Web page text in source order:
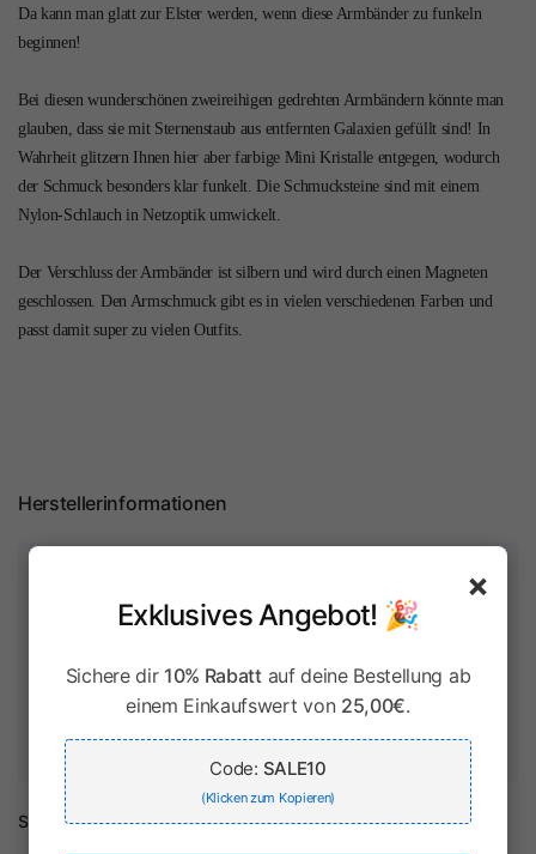
Da kann man glatt zur Elster werden, wenn diese Armbänder zu funkeln
beginnen!
Bei diesen wunderschönen zweireihigen gedrehten Armbändern könnte man
glauben, dass sie mit Sternenstaub aus entfernten Galaxien gefüllt sind! In
Wahrheit glitzern Ihnen hier aber farbige Mini Kristalle entgegen, wodurch
der Schmuck besonders klar funkelt. Die Schmucksteine sind mit einem
Nylon-Schlauch in Netzoptik umwickelt.
Der Verschluss der Armbänder ist silbern und wird durch einen Magneten
geschlossen. Den Armschmuck gibt es in vielen verschiedenen Farben und
passt damit super zu vielen Outfits.
Herstellerinformationen
Ihr Zahlungsinformationen werden sicher verarbeitet. Wir
auf Ihre Kreditkarteninformationen.
Share:
×
Exklusives Angebot! 🎉
Sichere dir 10% Rabattauf deine Bestellung ab
einem Einkaufswert von 25,00€.
Code: SALE10
(Klicken zum Kopieren)